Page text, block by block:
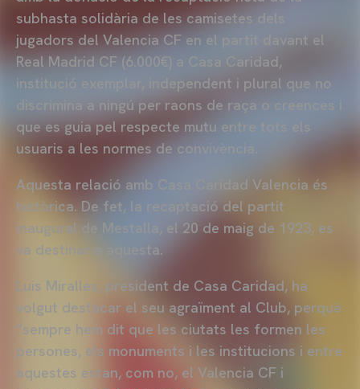
subhasta solidària de les camisetes dels
jugadors del Valencia CF en el partit davant el
Real Madrid CF (6.000€) a Casa Caridad,
institució exemplar, independent i plural que no
discrimina a ningú per raons de raça o creences i
que es guia pel respecte mutu entre tots els
usuaris a les normes de convivència.
Aquesta relació amb Casa Caridad Valencia és
històrica. De fet, la recaptació del partit
inaugural de Mestalla, el 20 de maig de 1923, es
va destinar a aquesta.
Luis Miralles, president de Casa Caridad, ha
volgut destacar el seu agraïment al Club, perquè
“sempre hem dit que les ciutats les formen les
persones, els monuments i les institucions i entre
aquestes estan, com no, el Valencia CF i